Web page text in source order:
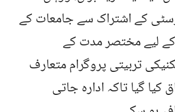
کے اشتراک سے جامعات کے
لیے مختصر مدت کے
تربیتی پروگرام متعارف
کیا گیا تاکہ ادارہ جاتی